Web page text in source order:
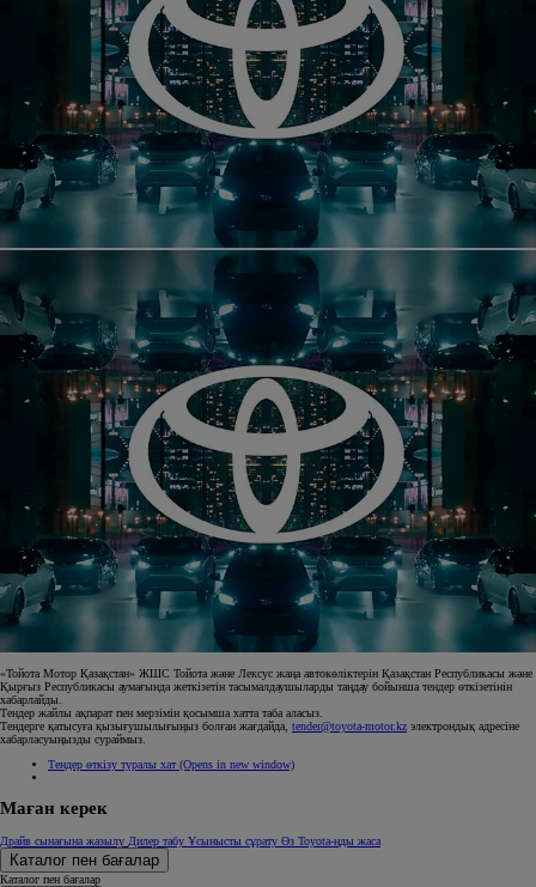
«Тойота Мотор Қазақстан» ЖШС Тойота және Лексус жаңа автокөліктерін Қазақстан Республикасы және
Қырғыз Республикасы аумағында жеткізетін тасымалдаушыларды таңдау бойынша тендер өткізетінін
хабарлайды.
Тендер жайлы ақпарат пен мерзімін қосымша хатта таба аласыз.
Тендерге қатысуға қызығушылығыңыз болған жағдайда, tender@toyota-motor.kz электрондық адресіне
хабарласуыңызды сураймыз.
Тендер өткізу туралы хат(Opens in new window)
Маған керек
Драйв сынағына жазылу Дилер табу Ұсынысты сұрату Өз Toyota-ңды жаса
Каталог пен бағалар
Каталог пен бағалар